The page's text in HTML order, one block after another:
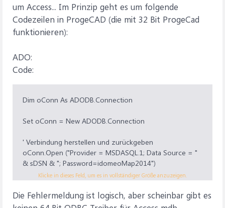
um Access... Im Prinzip geht es um folgende
Codezeilen in ProgeCAD (die mit 32 Bit ProgeCad
funktionieren):
ADO:
Code:
Dim oConn As ADODB.Connection
Set oConn = New ADODB.Connection
' Verbindung herstellen und zurückgeben
oConn.Open ("Provider = MSDASQL.1; Data Source = "
& sDSN & "; Password=idomeoMap2014")
' Fehlermeldung: Der angegebene DSN weist eine nicht
Anwendung auf
Klicke in dieses Feld, um es in vollständiger Größe anzuzeigen.
Die Fehlermeldung ist logisch, aber scheinbar gibt es